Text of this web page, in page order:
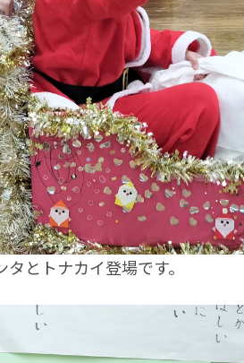
とトナカイ登場です。